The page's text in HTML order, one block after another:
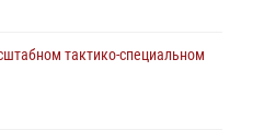
Сергей Бойко
завоевал бронзу на
тактико-специальном